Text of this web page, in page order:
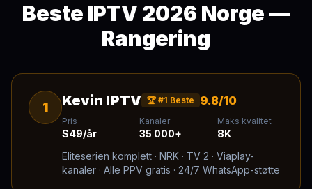
Beste IPTV 2026 Norge —
Rangering
1 Kevin IPTV 🏆 #1 Beste 9.8/10
Pris
$49/år
Kanaler
35 000+
Maks kvalitet
8K
Eliteserien komplett · NRK · TV 2 · Viaplay-
kanaler · Alle PPV gratis · 24/7 WhatsApp-støtte